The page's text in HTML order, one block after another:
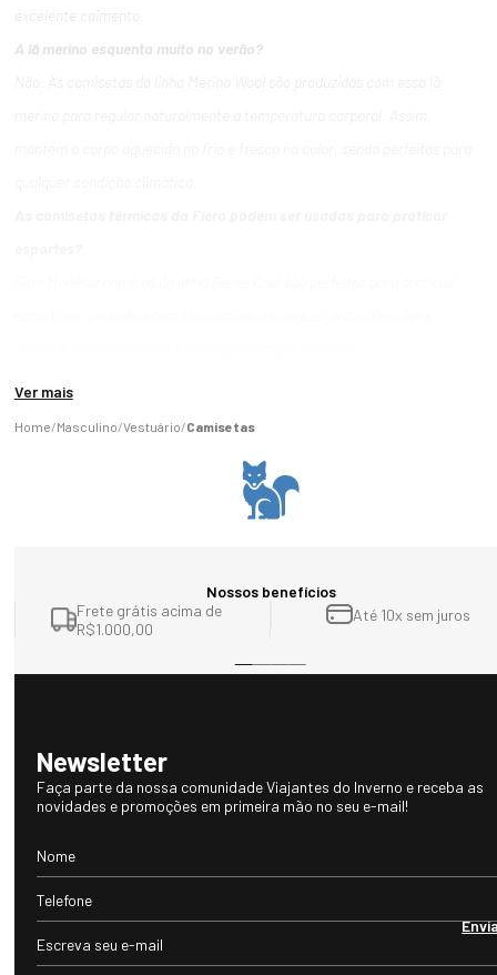
excelente caimento.
A lã merino esquenta muito no verão?
Ver mais
Masculino Vestuário Camisetas
Nossos benefícios
Frete grátis acima de
R$1.000,00
Até 10x sem juros
Newsletter
Faça parte da nossa comunidade Viajantes do Inverno e receba as
novidades e promoções em primeira mão no seu e-mail!